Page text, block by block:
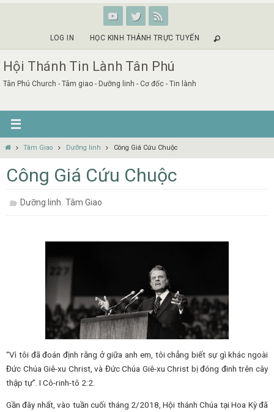
LOG IN HỌC KINH THÁNH TRỰC TUYẾN
Hội Thánh Tin Lành Tân Phú
Tân Phú Church - Tâm giao - Dưỡng linh - Cơ đốc - Tin lành
HomeTâm Giao Dưỡng linh Công Giá Cứu Chuộc
Công Giá Cứu Chuộc
Dưỡng linh,Tâm Giao
“Vì tôi đã đoán định rằng ở giữa anh em, tôi chẳng biết sự gì khác ngoài
Đức Chúa Giê-xu Christ, và Đức Chúa Giê-xu Christ bị đóng đinh trên cây
thập tự”. I Cô-rinh-tô 2:2.
Gần đây nhất, vào tuần cuối tháng 2/2018, Hội thánh Chúa tại Hoa Kỳ đã